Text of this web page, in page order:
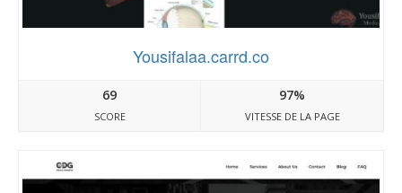
Yousifalaa.carrd.co
69
SCORE
97%
VITESSE DE LA PAGE